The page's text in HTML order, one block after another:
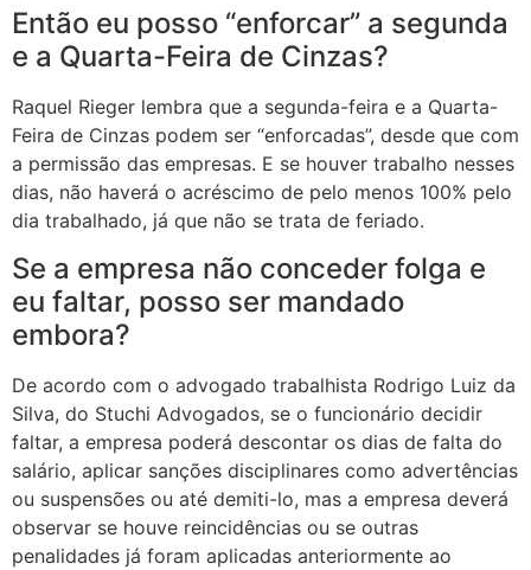
Então eu posso “enforcar” a segunda
e a Quarta-Feira de Cinzas?
Raquel Rieger lembra que a segunda-feira e a Quarta-
Feira de Cinzas podem ser “enforcadas”, desde que com
a permissão das empresas. E se houver trabalho nesses
dias, não haverá o acréscimo de pelo menos 100% pelo
dia trabalhado, já que não se trata de feriado.
Se a empresa não conceder folga e
eu faltar, posso ser mandado
embora?
De acordo com o advogado trabalhista Rodrigo Luiz da
Silva, do Stuchi Advogados, se o funcionário decidir
faltar, a empresa poderá descontar os dias de falta do
salário, aplicar sanções disciplinares como advertências
ou suspensões ou até demiti-lo, mas a empresa deverá
observar se houve reincidências ou se outras
penalidades já foram aplicadas anteriormente ao